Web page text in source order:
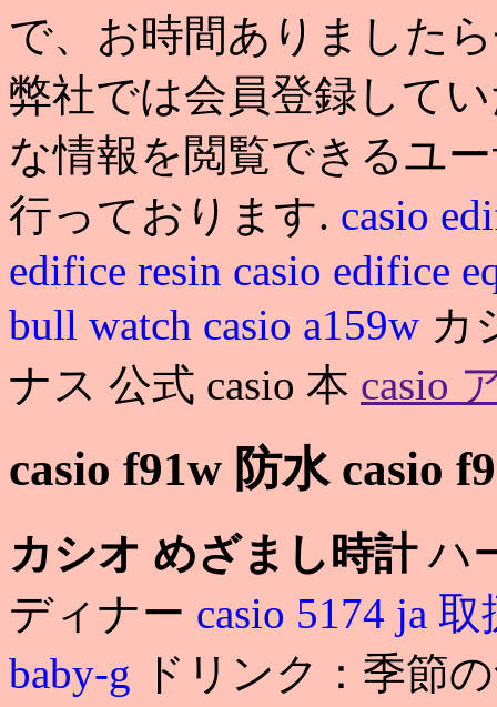
で、お時間ありました
弊社では会員登録して
な情報を閲覧できるユ
行っております. casio
edifice resin casio edifice
bull watch casio a159w カ
ナス 公式 casio 本 casio
casio f91w 防水 casio
カシオ めざまし時計ハ
ディナー casio 5174 ja
baby-g
ドリンク：季節